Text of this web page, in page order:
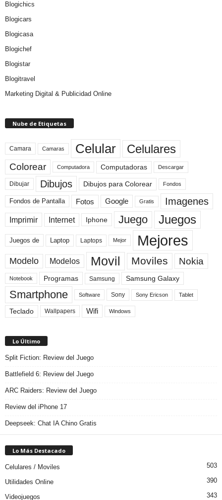
Blogichics
Blogicars
Blogicasa
Blogichef
Blogistar
Blogitravel
Marketing Digital & Publicidad Online
Nube de Etiquetas
Camara Camaras Celular Celulares
Colorear Computadora Computadoras Descargar
Dibujar Dibujos Dibujos para Colorear Fondos
Fondos de Pantalla Fotos Google Gratis Imagenes
Imprimir Internet Iphone Juego Juegos
Juegos de Laptop Laptops Mejor Mejores
Modelo Modelos Movil Moviles Nokia
Notebook Programas Samsung Samsung Galaxy
Smartphone Software Sony Sony Ericson Tablet
Teclado Wallpapers Wifi Windows
Lo Último
Split Fiction: Review del Juego
Battlefield 6: Review del Juego
ARC Raiders: Review del Juego
Review del iPhone 17
Deepseek: Chat IA Chino Gratis
Lo Más Destacado
Celulares / Moviles 503
Utilidades Online 390
Videojuegos 343